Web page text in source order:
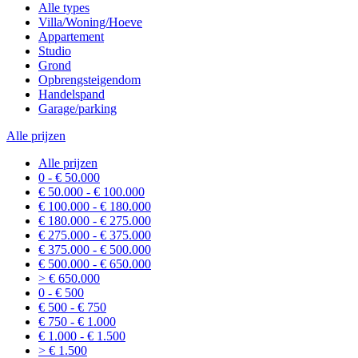
Alle types
Villa/Woning/Hoeve
Appartement
Studio
Grond
Opbrengsteigendom
Handelspand
Garage/parking
Alle prijzen
Alle prijzen
0 - € 50.000
€ 50.000 - € 100.000
€ 100.000 - € 180.000
€ 180.000 - € 275.000
€ 275.000 - € 375.000
€ 375.000 - € 500.000
€ 500.000 - € 650.000
> € 650.000
0 - € 500
€ 500 - € 750
€ 750 - € 1.000
€ 1.000 - € 1.500
> € 1.500